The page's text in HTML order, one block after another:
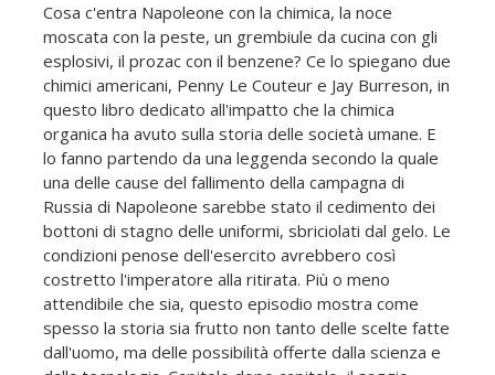
Cosa c'entra Napoleone con la chimica, la noce
moscata con la peste, un grembiule da cucina con gli
esplosivi, il prozac con il benzene? Ce lo spiegano due
chimici americani, Penny Le Couteur e Jay Burreson, in
questo libro dedicato all'impatto che la chimica
organica ha avuto sulla storia delle società umane. E
lo fanno partendo da una leggenda secondo la quale
una delle cause del fallimento della campagna di
Russia di Napoleone sarebbe stato il cedimento dei
bottoni di stagno delle uniformi, sbriciolati dal gelo. Le
condizioni penose dell'esercito avrebbero così
costretto l'imperatore alla ritirata. Più o meno
attendibile che sia, questo episodio mostra come
spesso la storia sia frutto non tanto delle scelte fatte
dall'uomo, ma delle possibilità offerte dalla scienza e